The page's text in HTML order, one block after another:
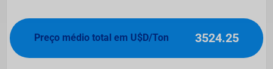
Preço médio total em U$D/Ton 3524.25